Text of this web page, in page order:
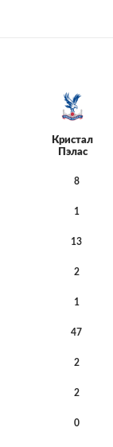
Кристал
Пэлас
8
1
13
2
1
47
2
2
0